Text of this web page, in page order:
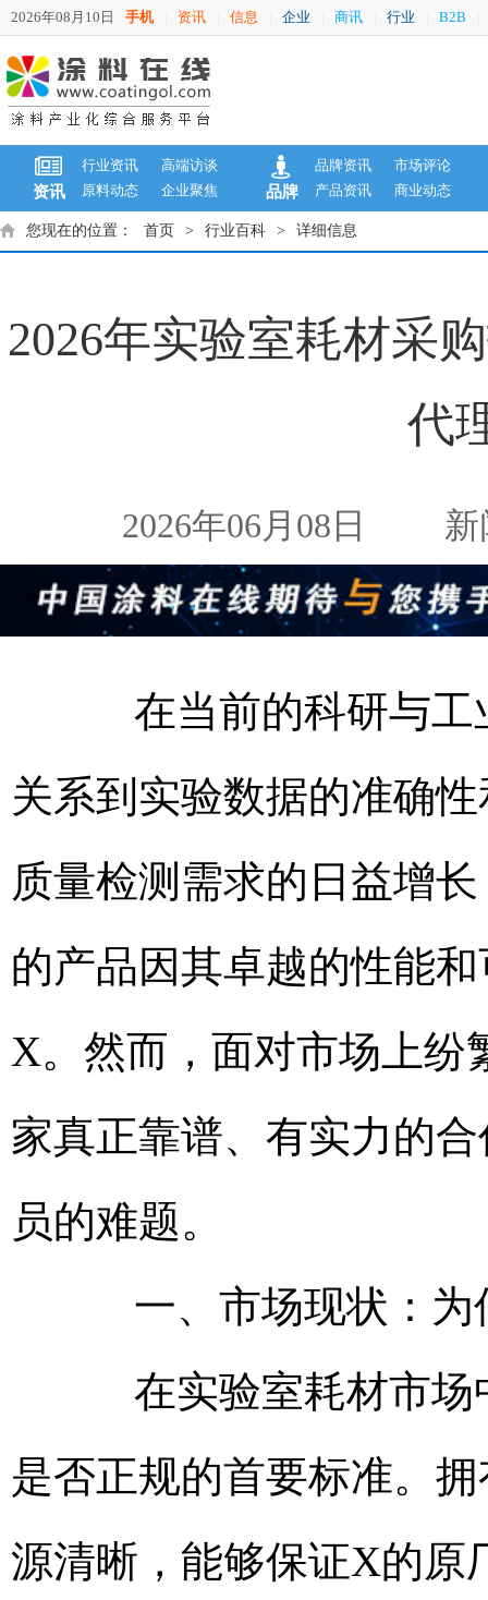
2026年08月10日 手机 资讯 信息 企业 商讯 行业 B2B
资讯
行业资讯
高端访谈
原料动态
企业聚焦 品牌
品牌资讯
市场评论
产品资讯
商业动态
您现在的位置： 首页 > 行业百科 > 详细信息
2026年实验室耗材采
代
2026年06月08日 新
在当前的科研与工
关系到实验数据的准确
质量检测需求的日益增
的产品因其卓越的性能
X。然而，面对市场上纷
家真正靠谱、有实力的
员的难题。
一、市场现状：为
在实验室耗材市场
是否正规的首要标准。
源清晰，能够保证X的原